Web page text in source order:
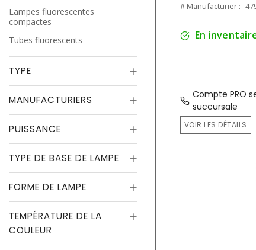
Lampes fluorescentes
compactes
Tubes fluorescents
TYPE
MANUFACTURIERS
PUISSANCE
TYPE DE BASE DE LAMPE
FORME DE LAMPE
TEMPÉRATURE DE LA
COULEUR
# Manufacturier :
En
Compte PRO
succursale
VOIR LES DÉTAILS